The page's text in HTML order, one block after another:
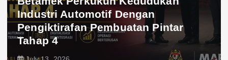
Industri Automotif Dengan
Pengiktirafan Pembuatan Pintar
Tahap 4